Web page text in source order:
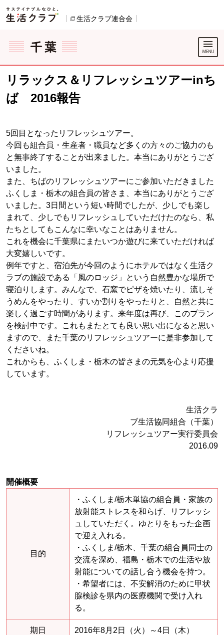
ページの先頭です。
生活クラブ連合会
リラックス＆リフレッシュツアーinち
ば 2016報告
5回目となったリフレッシュツアー。
今回も組合員・生産者・職員など多くの方々のご協力のも
と無事終了することが出来ました。本当にありがとうござ
いました。
また、ちばのリフレッシュツアーにご参加いただきました
ふくしま・栃木の組合員の皆さま、本当にありがとうござ
いました。3日間という短い時間でしたが、少しでも楽し
まれて、少しでもリフレッシュしていただけたのなら、私
たちとしてもこんなに幸いなことはありません。
これを機会に千葉県にまたいつか遊びに来ていただければ
大変嬉しいです。
例年ですと、宿泊先が今回のようにホテルではなく生活ク
ラブの施設である「風のロッジ」という自然豊かな場所で
寝泊りします。みんなで、石窯でピザを焼いたり、流しそ
うめんをやったり、すいか割りをやったりと、自然と共に
楽しく過ごす時間があります。来年度は再び、このプラン
を検討中です。これもまたとても良い思い出になると思い
ますので、また千葉のリフレッシュツアーに是非参加して
くださいね。
これからも、ふくしま・栃木の皆さまの元気を心より応援
しています。
生活クラ
ブ生活協同組合（千葉）
リフレッシュツアー実行委員会
2016.09
開催概要
目的
・ふくしま/栃木単協の組合員・家族の
放射能ストレスを和らげ、リフレッシ
ュしていただく。ゆとりをもった企画
で迎え入れる。
・ふくしま/栃木、千葉の組合員同士の
交流を深め、福島・栃木での生活や放
射能についての話し合う機会を持つ。
・希望者には、不安解消のために甲状
腺検診を県内の医療機関で受け入れ
る。
期日 2016年8月2日（火）～4日（木）